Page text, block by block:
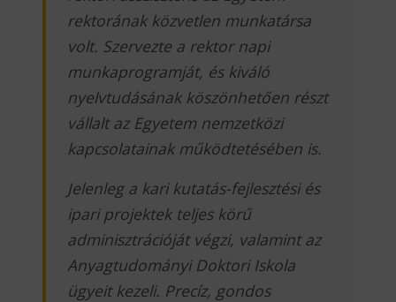
rektorának közvetlen munkatársa
volt. Szervezte a rektor napi
munkaprogramját, és kiváló
nyelvtudásának köszönhetően részt
vállalt az Egyetem nemzetközi
kapcsolatainak működtetésében is.
Jelenleg a kari kutatás-fejlesztési és
ipari projektek teljes körű
adminisztrációját végzi, valamint az
Anyagtudományi Doktori Iskola
ügyeit kezeli. Precíz, gondos